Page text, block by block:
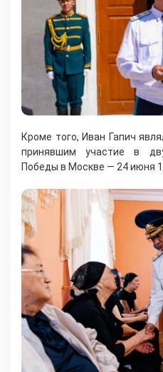
Кроме того, Иван Гапич
принявшим участие в
Победы в Москве — 24 июня